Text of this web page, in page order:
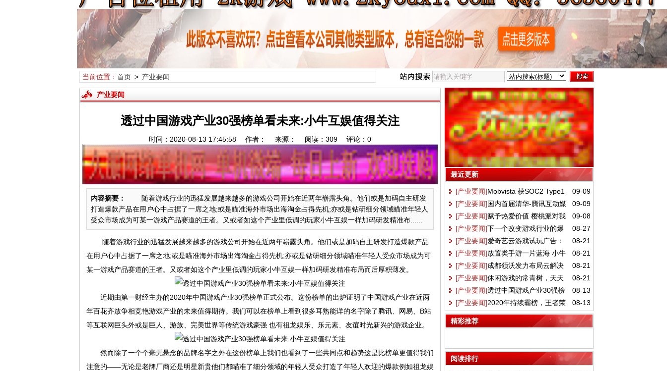
当前位置： 首页 > 产业要闻
产业要闻
透过中国游戏产业30强榜单看未来:小牛互娱值得关注
时间：2020-08-13 17:45:58 作者： 来源： 阅读： 309 评论： 0
内容摘要：
随着游戏行业的迅猛发展越来越多的游戏公司开始在近两年崭露头角。他们或是加码自主研发
打造爆款产品在用户心中占据了一席之地;或是瞄准海外市场出海淘金占得先机;亦或是钻研细分领域瞄准年轻人
受众市场成为可某一游戏产品赛道的王者。又或者如这个产业里低调的玩家小牛互娱一样加码研发精准布......
随着游戏行业的迅猛发展越来越多的游戏公司开始在近两年崭露头角。他们或是加码自主研发打造爆款产品
在用户心中占据了一席之地;或是瞄准海外市场出海淘金占得先机;亦或是钻研细分领域瞄准年轻人受众市场成为可
某一游戏产品赛道的王者。又或者如这个产业里低调的玩家小牛互娱一样加码研发精准布局而后厚积薄发。
近期由第一财经主办的2020年中国游戏产业30强榜单正式公布。这份榜单的出炉证明了中国游戏产业在近两
年百花齐放争相竞艳游戏产业的未来值得期待。我们可以在榜单上看到很多耳熟能详的名字除了腾讯、网易、B站
等互联网巨头外或是巨人、游族、完美世界等传统游戏豪强 也有祖龙娱乐、乐元素、友谊时光新兴的游戏企业。
然而除了一个个毫无悬念的品牌名字之外在这份榜单上我们也看到了一些共同点和趋势这是比榜单更值得我们
注意的——无论是老牌厂商还是明星新贵他们都瞄准了细分领域的年轻人受众打造了年轻人欢迎的爆款例如祖龙娱
最近更新
09-09
[产业要闻]Mobvista 获SOC2 Type1
鉴证报告，数据安全与隐私庇护达国际一流
09-09
[产业要闻]国内首届清华-腾讯互动媒
体设计与技术中心硕士研究生正式入学09-08
[产业要闻]赋予热爱价值 樱桃派对我
的世界达人盛典圆满落幕
08-27
[产业要闻]下一个改变游戏行业的爆
款在哪里 英礴用SpatialOS给出答案
08-21
[产业要闻]爱奇艺云游戏试玩广告：
以全新效果广告模式助力广告主品效协同08-21
[产业要闻]放置类手游一片蓝海 小牛
互娱抢先布局未来可期
08-21
[产业要闻]成都领沃发力布局云解决
方案，5G时代的变化者or搅局者？
08-21
[产业要闻]休闲游戏的常青树，天天
爱消除是怎么保持长盛不衰的？
08-13
[产业要闻]透过中国游戏产业30强榜
单看未来:小牛互娱值得关注
08-13
[产业要闻]2020年持续霸榜，王者荣
耀是如何做到的？
精彩推荐
阅读排行